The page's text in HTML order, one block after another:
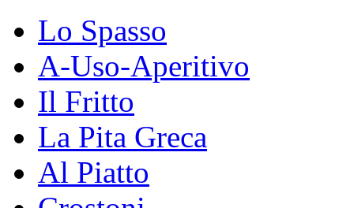
Lo Spasso
A-Uso-Aperitivo
Il Fritto
La Pita Greca
Al Piatto